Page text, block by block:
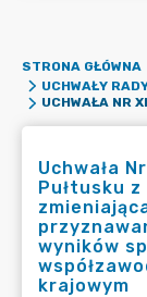
STRONA GŁÓWNA
UCHWAŁY
Uchwała
Pułtusku
wyników
krajowym